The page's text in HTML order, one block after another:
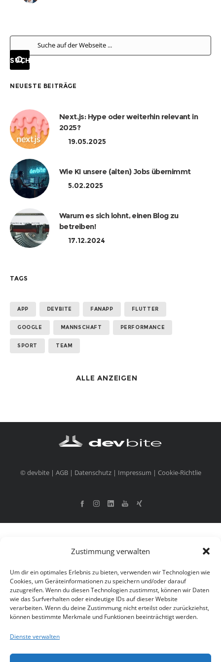
Zustimmung verwalten
Um dir ein optimales Erlebnis zu bieten, verwenden wir Technologien wie
Cookies, um Geräteinformationen zu speichern und/oder darauf
zuzugreifen. Wenn du diesen Technologien zustimmst, können wir Daten
wie das Surfverhalten oder eindeutige IDs auf dieser Website
verarbeiten. Wenn du deine Zustimmung nicht erteilst oder zurückziehst,
können bestimmte Merkmale und Funktionen beeinträchtigt werden.
Dienste verwalten
NEUESTE BEITRÄGE
Next.js: Hype oder weiterhin relevant in
2025?
19.05.2025
Wie KI unsere (alten) Jobs übernimmt
5.02.2025
Warum es sich lohnt, einen Blog zu
betreiben!
17.12.2024
TAGS
APP DEVBITE FANAPP FLUTTER
GOOGLE MANNSCHAFT PERFORMANCE
SPORT TEAM
ALLE ANZEIGEN
© devbite | AGB| Datenschutz| Impressum | Cookie-Richtlie